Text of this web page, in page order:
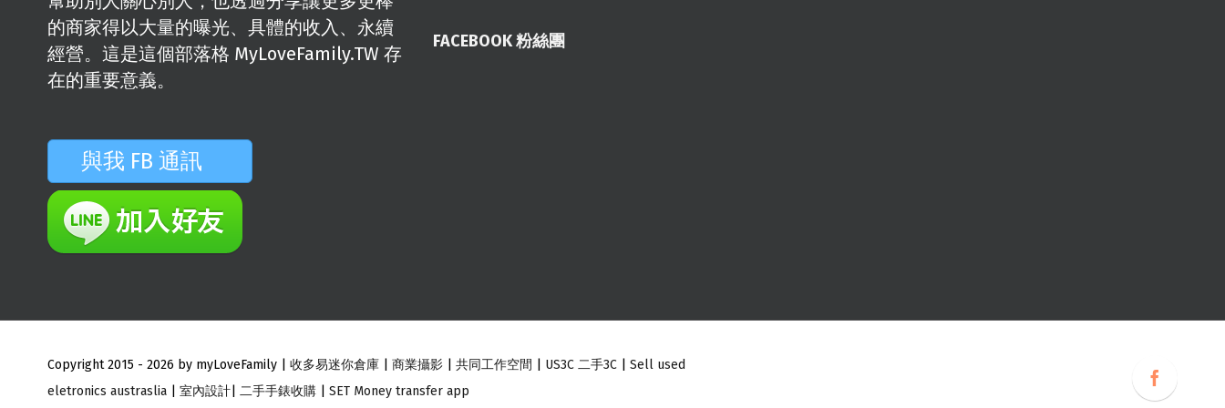
的商家得以大量的曝光、具體的收入、永續
經營。這是這個部落格 MyLoveFamily.TW 存
在的重要意義。
與我 FB 通訊
FACEBOOK 粉絲團
Copyright 2015 - 2026 by myLoveFamily | 收多易迷你倉庫 商業攝影 共同工作空間 US3C 二手3C
Sell used
eletronics austraslia
室內設計 二手手錶收購 SET Money transfer app